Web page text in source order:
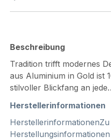
Beschreibung
Tradition trifft modernes
aus Aluminium in Gold ist
stilvoller Blickfang an
Herstellerinformationen
HerstellerinformationenZu